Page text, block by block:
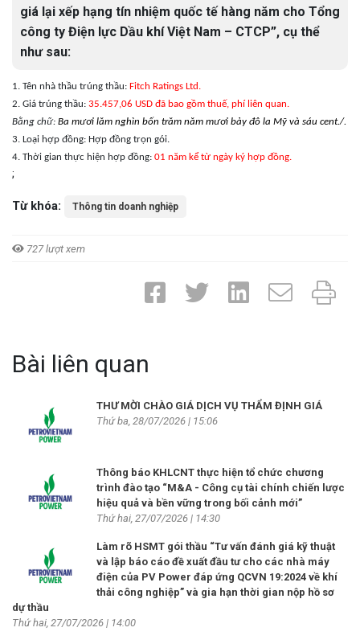
giá lại xếp hạng tín nhiệm quốc tế hàng năm cho Tổng
công ty Điện lực Dầu khí Việt Nam – CTCP”, cụ thể
như sau:
1. Tên nhà thầu trúng thầu: Fitch Ratings Ltd.
2. Giá trúng thầu: 35.457,06 USD đã bao gồm thuế, phí liên quan.
Bằng chữ: Ba mươi lăm nghìn bốn trăm năm mươi bảy đô la Mỹ và sáu cent./.
3. Loại hợp đồng: Hợp đồng trọn gói.
4. Thời gian thực hiện hợp đồng: 01 năm kể từ ngày ký hợp đồng.
;
Từ khóa: Thông tin doanh nghiệp
727 lượt xem
Bài liên quan
THƯ MỜI CHÀO GIÁ DỊCH VỤ THẨM ĐỊNH GIÁ
Thứ ba, 28/07/2026 | 15:06
Thông báo KHLCNT thực hiện tổ chức chương
trình đào tạo “M&A - Công cụ tài chính chiến lược
hiệu quả và bền vững trong bối cảnh mới”
Thứ hai, 27/07/2026 | 14:30
Làm rõ HSMT gói thầu “Tư vấn đánh giá kỹ thuật
và lập báo cáo đề xuất đầu tư cho các nhà máy
điện của PV Power đáp ứng QCVN 19:2024 về khí
thải công nghiệp” và gia hạn thời gian nộp hồ sơ
dự thầu
Thứ hai, 27/07/2026 | 14:00